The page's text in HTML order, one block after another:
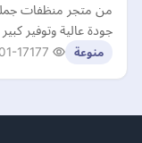
من متجر منظفات
جودة عالية وتوفير
منوعة 17